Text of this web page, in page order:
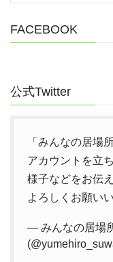
FACEBOOK
公式Twitter
「みんなの居
アカウントを立
様子などをお伝
よろしくお願い
— みんなの居場